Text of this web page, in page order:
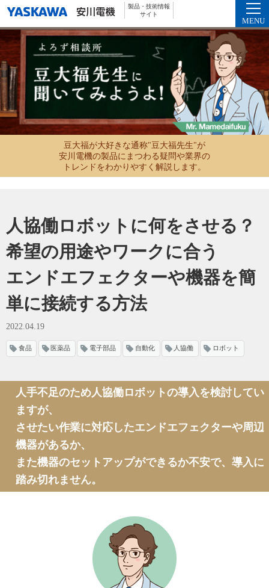
製品・技術情報
サイト
MENU
豆大福が大好きな通称"豆大福先生"が
安川電機の製品にまつわる疑問や業界の
トレンドをわかりやすく解説します。
人協働ロボットに何をさせる？
希望の用途やワークに合う
エンドエフェクターや機器を簡
単に接続する方法
2022.04.19
食品 医薬品 電子部品 自動化 人協働 ロボット
人手不足のため人協働ロボットの導入を検討してい
ますが、
させたい作業に対応したエンドエフェクターや周辺
機器があるか、
また機器のセットアップができるか不安で、導入に
踏み切れません。